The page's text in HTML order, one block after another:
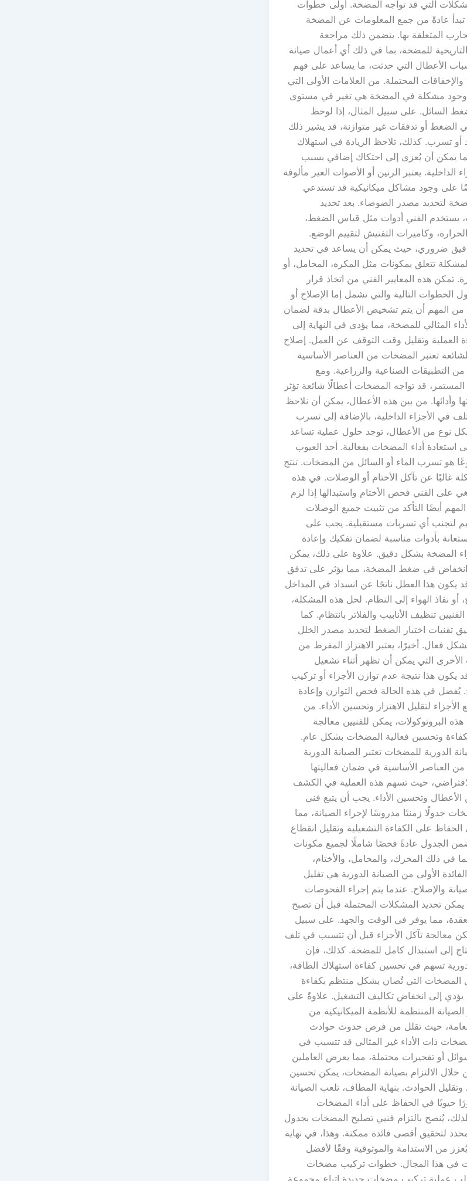
التي قد تواجه المضخة. أولى خطوات
عادةً من جمع المعلومات عن المضخة
المتعلقة بها. يتضمن ذلك مراجعة
للمضخة، بما في ذلك أي أعمال صيانة
الأعطال التي حدثت، ما يساعد على فهم
والإخفاقات المحتملة. من العلامات الأولى التي
وجود مشكلة في المضخة هي تغير في مستوى
السائل. على سبيل المثال، إذا لوحظ
الضغط أو تدفقات غير متوازنة، قد يشير ذلك
أو تسرب. كذلك، تلاحظ الزيادة في استهلاك
يمكن أن يُعزى إلى احتكاك إضافي بسبب
الداخلية. يعتبر الرنين أو الأصوات الغير مألوفة
على وجود مشاكل ميكانيكية قد تستدعي
لتحديد مصدر الضوضاء. بعد تحديد
يستخدم الفني أدوات مثل قياس الضغط،
وكاميرات التفتيش لتقييم الوضع.
ضروري، حيث يمكن أن يساعد في تحديد
تتعلق بمكونات مثل المكره، المحامل، أو
تمكن هذه المعايير الفني من اتخاذ قرار
الخطوات التالية والتي تشمل إما الإصلاح أو
من المهم أن يتم تشخيص الأعطال بدقة لضمان
المثالي للمضخة، مما يؤدي في النهاية إلى
العملية وتقليل وقت التوقف عن العمل. إصلاح
تعتبر المضخات من العناصر الأساسية
من التطبيقات الصناعية والزراعية. ومع
المستمر، قد تواجه المضخات أعطالًا شائعة تؤثر
وأدائها. من بين هذه الأعطال، يمكن أن نلاحظ
في الأجزاء الداخلية، بالإضافة إلى تسرب
نوع من الأعطال، توجد حلول عملية تساعد
استعادة أداء المضخات بفعالية. أحد العيوب
هو تسرب الماء أو السائل من المضخات. تنتج
غالبًا عن تآكل الأختام أو الوصلات. في هذه
على الفني فحص الأختام واستبدالها إذا لزم
أيضًا التأكد من تثبيت جميع الوصلات
لتجنب أي تسربات مستقبلية. يجب على
بأدوات مناسبة لضمان تفكيك وإعادة
المضخة بشكل دقيق. علاوة على ذلك، يمكن
في ضغط المضخة، مما يؤثر على تدفق
يكون هذا العطل ناتجًا عن انسداد في المداخل
أو نفاذ الهواء إلى النظام. لحل هذه المشكلة،
تنظيف الأنابيب والفلاتر بانتظام. كما
تقنيات اختبار الضغط لتحديد مصدر الخلل
فعال. أخيرًا، يعتبر الاهتزاز المفرط من
التي يمكن أن تظهر أثناء تشغيل
يكون هذا نتيجة عدم توازن الأجزاء أو تركيب
يُفضل في هذه الحالة فحص التوازن وإعادة
لتقليل الاهتزاز وتحسين الأداء. من
هذه البروتوكولات، يمكن للفنيين معالجة
وتحسين فعالية المضخات بشكل عام.
الدورية للمضخات تعتبر الصيانة الدورية
العناصر الأساسية في ضمان فعاليتها
حيث تسهم هذه العملية في الكشف
الأعطال وتحسين الأداء. يجب أن يتبع فني
جدولًا زمنيًا مدروسًا لإجراء الصيانة، مما
على الكفاءة التشغيلية وتقليل انقطاع
الجدول عادةً فحصًا شاملًا لجميع مكونات
في ذلك المحرك، والمحامل، والأختام،
الفائدة الأولى من الصيانة الدورية هي تقليل
والإصلاح. عندما يتم إجراء الفحوصات
يمكن تحديد المشكلات المحتملة قبل أن تصبح
مما يوفر في الوقت والجهد. على سبيل
معالجة تآكل الأجزاء قبل أن تتسبب في تلف
إلى استبدال كامل للمضخة. كذلك، فإن
تسهم في تحسين كفاءة استهلاك الطاقة،
المضخات التي تُصان بشكل منتظم بكفاءة
يؤدي إلى انخفاض تكاليف التشغيل. علاوةً على
المنتظمة للأنظمة الميكانيكية من
حيث تقلل من فرص حدوث حوادث
ذات الأداء غير المثالي قد تتسبب في
أو تفجيرات محتملة، مما يعرض العاملين
الالتزام بصيانة المضخات، يمكن تحسين
وتقليل الحوادث. بنهاية المطاف، تلعب الصيانة
حيويًا في الحفاظ على أداء المضخات
لذلك، يُنصح بالتزام فنيي تصليح المضخات بجدول
لتحقيق أقصى فائدة ممكنة. وهذا، في نهاية
من الاستدامة والموثوقية وفقًا لأفضل
في هذا المجال. خطوات تركيب مضخات
عملية تركيب مضخات جديدة اتباع مجموعة